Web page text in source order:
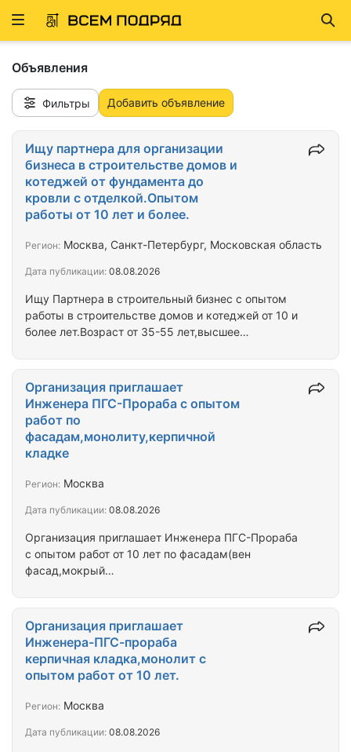
Развернуть
Объявления
Фильтры Добавить объявление
Ищу Партнера в строительный бизнес с опытом
работы в строительстве домов и котеджей от 10 и
более лет.Возраст от 35-55 лет,высшее
директором ООО,более 32 лет,высшее
образование,без вредных привычек,Гражданин
РФ.
Ищу партнера для организации
бизнеса в строительстве домов и
котеджей от фундамента до
кровли с отделкой.Опытом
работы от 10 лет и более.
Регион: Москва, Санкт-Петербург, Московская область
Дата публикации: 08.08.2026
Организация приглашает Инженера ПГС-Прораба
с опытом работ от 10 лет по фасадам(вен
фасад,мокрый
монолитному домостроению.Предлагаем зарплата
плюс процент от сделки.Возраст от 40-55 лет
Высшее строительное образование,без вредных
привычек.
Организация приглашает
Инженера ПГС-Прораба с опытом
работ по
фасадам,монолиту,керпичной
кладке
Регион: Москва
Дата публикации: 08.08.2026
Организация приглашает
Инженера-ПГС-прораба
керпичная кладка,монолит с
опытом работ от 10 лет.
Регион: Москва
Дата публикации: 08.08.2026